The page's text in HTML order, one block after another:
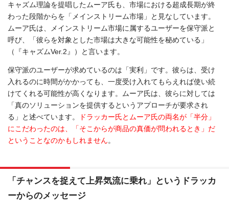
キャズム理論を提唱したムーア氏も、市場における超成長期が終
わった段階からを「メインストリーム市場」と見なしています。
ムーア氏は、メインストリーム市場に属するユーザーを保守派と
呼び、「彼らを対象とした市場は大きな可能性を秘めている」
（『キャズムVer.2』）と言います。
保守派のユーザーが求めているのは「実利」です。彼らは、受け
入れるのに時間がかかっても、一度受け入れてもらえれば使い続
けてくれる可能性が高くなります。ムーア氏は、彼らに対しては
「真のソリューションを提供するというアプローチが要求され
る」と述べています。
ドラッカー氏とムーア氏の両名が「半分」
にこだわったのは、「そこからが商品の真価が問われるとき」だ
ということなのかもしれません。
「チャンスを捉えて上昇気流に乗れ」というドラッカ
ーからのメッセージ